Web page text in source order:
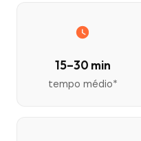
15–30 min
tempo médio*